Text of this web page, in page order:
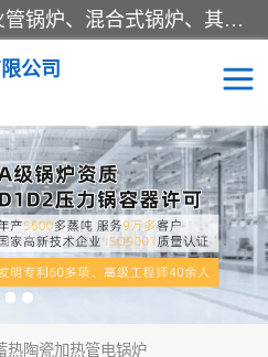
蒸汽锅炉：水管锅炉、火管锅炉、混合式锅炉、其他蒸汽锅炉； 热水锅炉：家用型集中供暖用热水锅炉、其他热水锅炉； 有机热载体锅炉； 船用蒸汽锅炉； （锅炉用辅助设备及装置）蒸汽冷凝器：表面冷凝器、混合式冷凝器、空冷式冷凝器、其他蒸汽冷凝器； 锅炉用辅助设备：节热器、蒸汽收集器、蓄能器、烟垢清除器、气体回收器、泥渣刮除器、空气预热器、其他锅炉用辅助设备；
公司
热陶瓷加热管电锅炉